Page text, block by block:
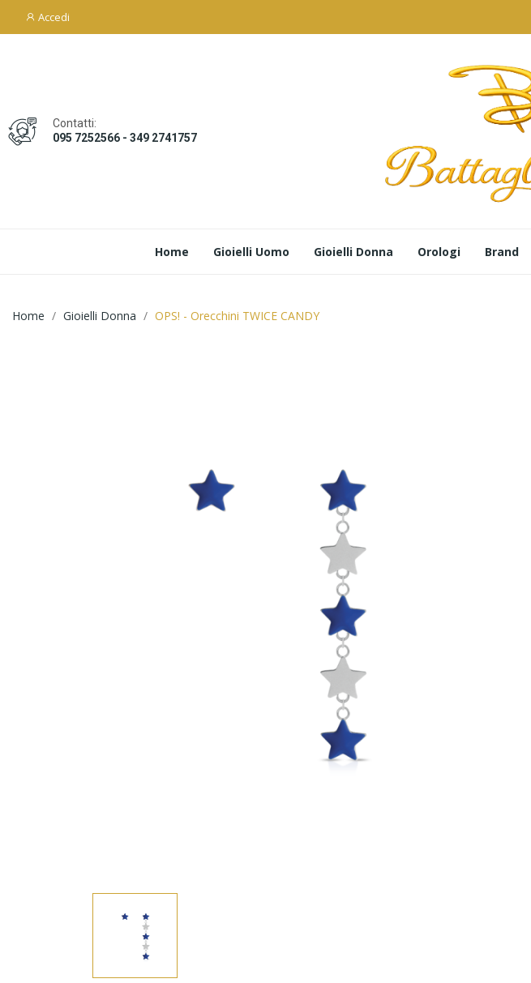
Accedi
Contatti:
095 7252566 - 349 2741757
Home Gioielli Uomo Gioielli Donna Orologi Brand
Home Gioielli Donna OPS! - Orecchini TWICE CANDY